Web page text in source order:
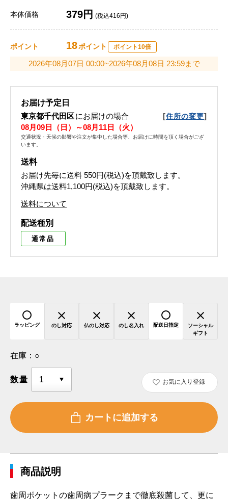
本体価格 379円 (税込416円)
ポイント 18ポイント ポイント10倍
2026年08月07日 00:00~2026年08月08日 23:59まで
お届け予定日
東京都千代田区にお届けの場合 [住所の変更]
08月09日（日）～08月11日（火）
交通状況・天候の影響や注文が集中した場合等、お届けに時間を頂く場合がござ
います。
送料
お届け先毎に送料 550円(税込)を頂戴致します。
沖縄県は送料1,100円(税込)を頂戴致します。
送料について
配送種別
通常品
ラッピング のし対応 仏のし対応 のし名入れ 配送日指定
ソーシャル
ギフト
在庫： ○
数量 お気に入り登録
商品説明
歯周ポケットの歯周病プラークまで徹底殺菌して、更に